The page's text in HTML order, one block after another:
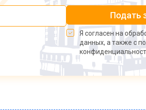
Подать
Я согласен на
данных, а также с